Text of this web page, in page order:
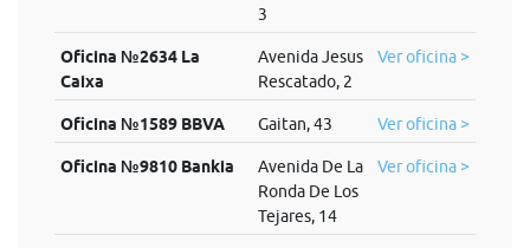
3
Oficina №2634 La
Caixa
Avenida Jesus
Rescatado, 2
Ver oficina >
Oficina №1589 BBVA Gaitan, 43 Ver oficina >
Oficina №9810 Bankia
Avenida De La
Ronda De Los
Tejares, 14
Ver oficina >